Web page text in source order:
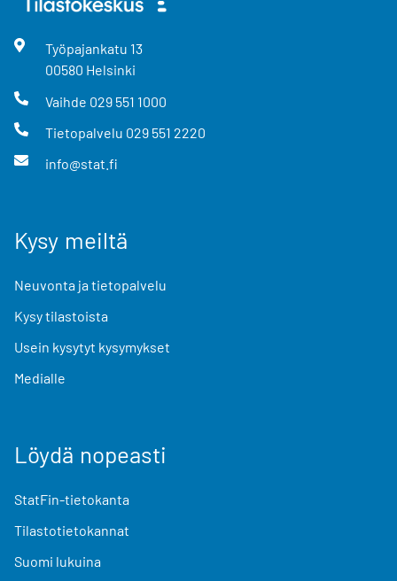
Työpajankatu 13
00580 Helsinki
Vaihde 029 551 1000
Tietopalvelu 029 551 2220
info@stat.fi
Kysy meiltä
Neuvonta ja tietopalvelu
Kysy tilastoista
Usein kysytyt kysymykset
Medialle
Löydä nopeasti
StatFin-tietokanta
Tilastotietokannat
Suomi lukuina